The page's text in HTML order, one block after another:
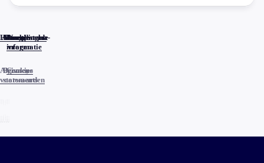
Home
Actueel
Uitzendingen
Reacties
Programma-
informatie
Veelgestelde
vragen
Algemene
voorwaarden
Privacy
statements
Cookies